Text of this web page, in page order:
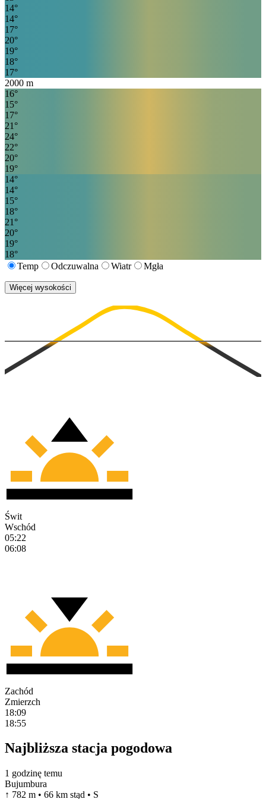
14°
14°
17°
20°
19°
18°
17°
2000 m
16°
15°
17°
21 °
24°
22°
20°
19°
14°
14°
15°
18°
21 °
20°
19°
18°
Temp
Odczuwalna Wiatr Mgła
Więcej wysokości
Świt
Wschód
05:22
06:08
Zachód
Zmierzch
18:09
18:55
Najbliższa stacja pogodowa
1 godzinę temu
Bujumbura
↑ 782 m • 66 km stąd • S